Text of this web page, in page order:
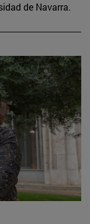
de Navarra.